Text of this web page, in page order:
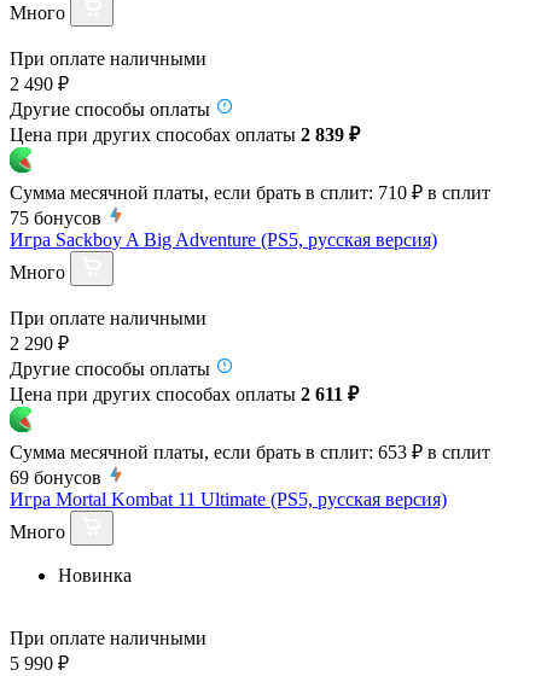
Много
При оплате наличными
2 490 ₽
Другие способы оплаты
Цена при других способах оплаты 2 839 ₽
Сумма месячной платы, если брать в сплит: 710 ₽ в сплит
75 бонусов
Игра Sackboy A Big Adventure (PS5, русская версия)
Много
При оплате наличными
2 290 ₽
Другие способы оплаты
Цена при других способах оплаты 2 611 ₽
Сумма месячной платы, если брать в сплит: 653 ₽ в сплит
69 бонусов
Игра Mortal Kombat 11 Ultimate (PS5, русская версия)
Много
Новинка
При оплате наличными
5 990 ₽